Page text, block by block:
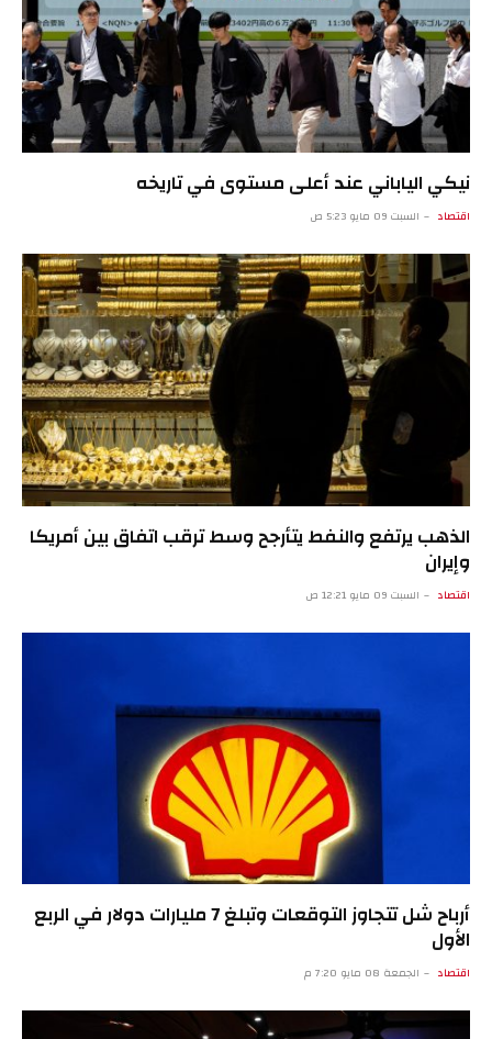
نيكي الياباني عند أعلى مستوى في تاريخه
اقتصاد السبت 09 مايو 5:23 ص
الذهب يرتفع والنفط يتأرجح وسط ترقب اتفاق بين أمريكا
وإيران
اقتصاد السبت 09 مايو 12:21 ص
أرباح شل تتجاوز التوقعات وتبلغ 7 مليارات دولار في الربع
الأول
اقتصاد الجمعة 08 مايو 7:20 م